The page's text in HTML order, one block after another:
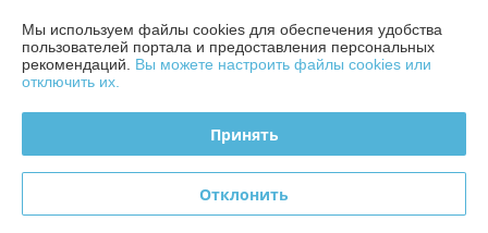
Доставка и оплата
График работы
Политика обработки cookies
Мы используем файлы cookies для обеспечения удобства
пользователей портала и предоставления персональных
рекомендаций. Вы можете настроить файлы cookies или
отключить их.
Принять
Отклонить